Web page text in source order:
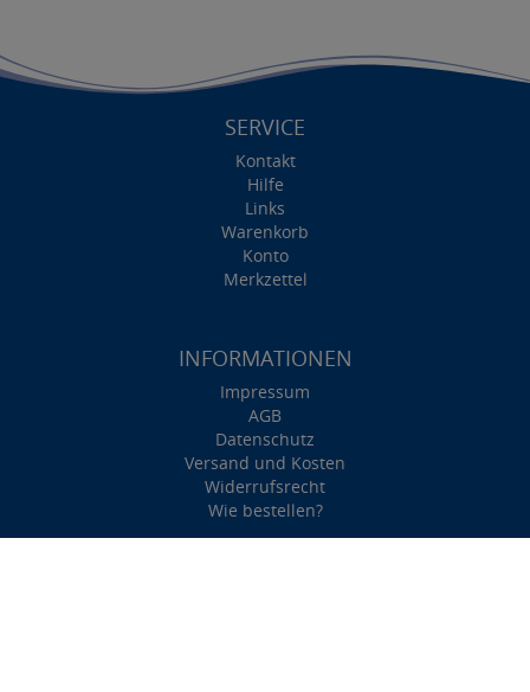
SERVICE
Kontakt
Hilfe
Links
Warenkorb
Konto
Merkzettel
INFORMATIONEN
Impressum
AGB
Datenschutz
Versand und Kosten
Widerrufsrecht
Wie bestellen?